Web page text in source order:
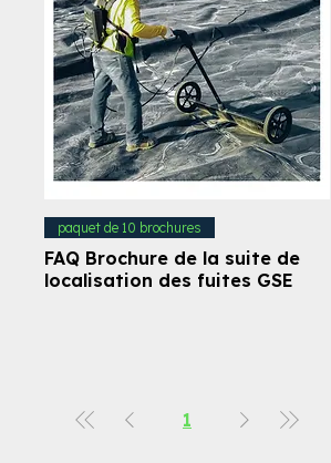
paquet de 10 brochures
FAQ Brochure de la suite de
localisation des fuites GSE
1